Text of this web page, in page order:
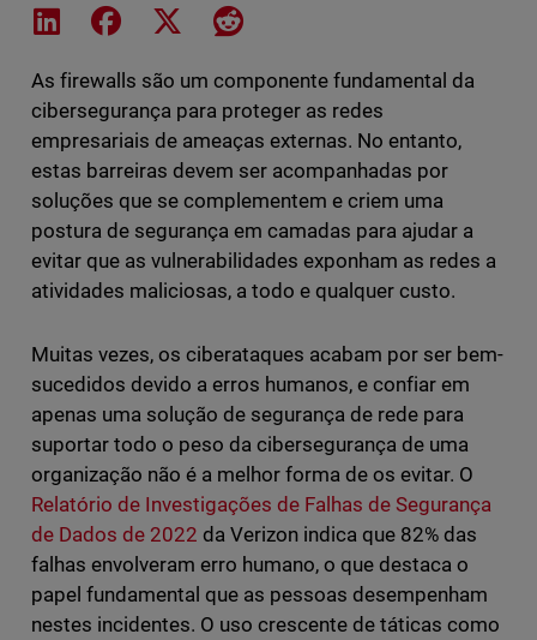
Share on LinkedIn
Share on Facebook
Share on XShare on Reddit
As firewalls são um componente fundamental da
cibersegurança para proteger as redes
empresariais de ameaças externas. No entanto,
estas barreiras devem ser acompanhadas por
soluções que se complementem e criem uma
postura de segurança em camadas para ajudar a
evitar que as vulnerabilidades exponham as redes a
atividades maliciosas, a todo e qualquer custo.
Muitas vezes, os ciberataques acabam por ser bem-
sucedidos devido a erros humanos, e confiar em
apenas uma solução de segurança de rede para
suportar todo o peso da cibersegurança de uma
organização não é a melhor forma de os evitar. O
Relatório de Investigações de Falhas de Segurança
de Dados de 2022 da Verizon indica que 82% das
falhas envolveram erro humano, o que destaca o
papel fundamental que as pessoas desempenham
nestes incidentes. O uso crescente de táticas como